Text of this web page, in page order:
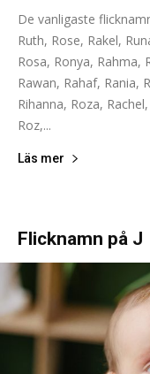
De vanligaste
Ruth, Rose, Rakel,
Rosa, Ronya, Rahma,
Rawan, Rahaf, Rania,
Rihanna, Roza,
Roz,...
Läs mer
Flicknamn på J